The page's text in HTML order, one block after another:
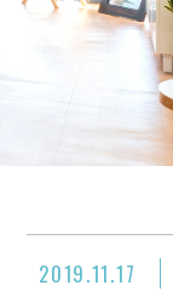
2019.11.17